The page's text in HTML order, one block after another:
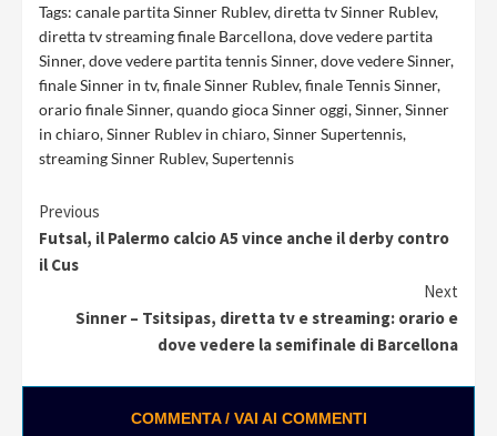
Tags: canale partita Sinner Rublev,diretta tv Sinner Rublev,
diretta tv streaming finale Barcellona,dove vedere partita
Sinner,dove vedere partita tennis Sinner,dove vedere Sinner,
finale Sinner in tv,finale Sinner Rublev,finale Tennis Sinner,
orario finale Sinner,quando gioca Sinner oggi,Sinner,Sinner
in chiaro,Sinner Rublev in chiaro,Sinner Supertennis,
streaming Sinner Rublev,Supertennis
Continue
Reading
Previous
Futsal, il Palermo calcio A5 vince anche il derby contro
il Cus
Next
Sinner – Tsitsipas, diretta tv e streaming: orario e
dove vedere la semifinale di Barcellona
COMMENTA / VAI AI COMMENTI